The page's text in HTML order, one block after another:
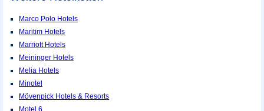
Marco Polo Hotels
Maritim Hotels
Marriott Hotels
Meininger Hotels
Melia Hotels
Minotel
Mövenpick Hotels & Resorts